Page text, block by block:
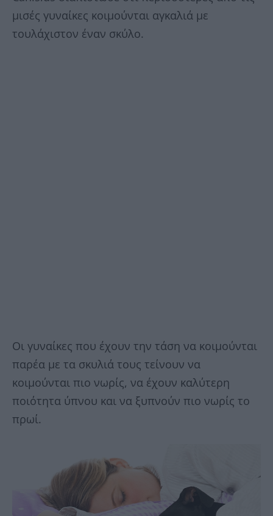
μισές γυναίκες κοιμούνται αγκαλιά με
τουλάχιστον έναν σκύλο.
Οι γυναίκες που έχουν την τάση να κοιμούνται
παρέα με τα σκυλιά τους τείνουν να
κοιμούνται πιο νωρίς, να έχουν καλύτερη
ποιότητα ύπνου και να ξυπνούν πιο νωρίς το
πρωί.